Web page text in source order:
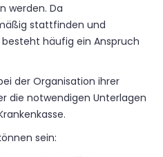
werden. Da
stattfinden und
häufig ein Anspruch
der Organisation ihrer
die notwendigen Unterlagen
sein: